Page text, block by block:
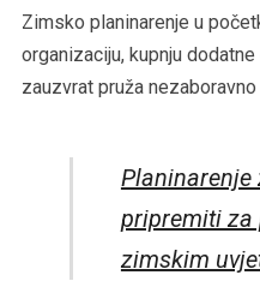
Zimsko planinarenje u
organizaciju, kupnju
zauzvrat pruža
Planinarenje
pripremiti za
zimskim